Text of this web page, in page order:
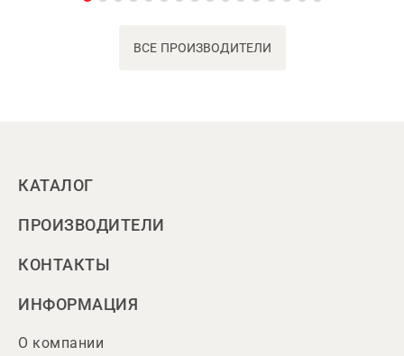
ВСЕ ПРОИЗВОДИТЕЛИ
КАТАЛОГ
ПРОИЗВОДИТЕЛИ
КОНТАКТЫ
ИНФОРМАЦИЯ
О компании